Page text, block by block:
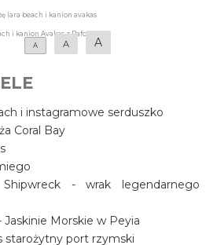
lara beach i kanion avakas
i kanion Avakas z Pafos
A
A A
i instagramowe serduszko
Coral Bay
- wrak legendarnego
Jaskinie Morskie w Peyia
starożytny port rzymski